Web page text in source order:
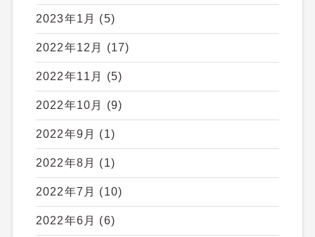
2023年1月 (5)
2022年12月 (17)
2022年11月 (5)
2022年10月 (9)
2022年9月 (1)
2022年8月 (1)
2022年7月 (10)
2022年6月 (6)